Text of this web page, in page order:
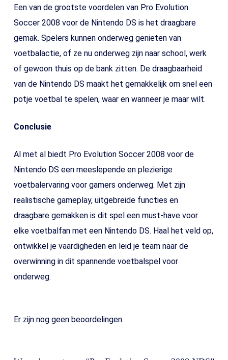
Een van de grootste voordelen van Pro Evolution
Soccer 2008 voor de Nintendo DS is het draagbare
gemak. Spelers kunnen onderweg genieten van
voetbalactie, of ze nu onderweg zijn naar school, werk
of gewoon thuis op de bank zitten. De draagbaarheid
van de Nintendo DS maakt het gemakkelijk om snel een
potje voetbal te spelen, waar en wanneer je maar wilt.
Conclusie
Al met al biedt Pro Evolution Soccer 2008 voor de
Nintendo DS een meeslepende en plezierige
voetbalervaring voor gamers onderweg. Met zijn
realistische gameplay, uitgebreide functies en
draagbare gemakken is dit spel een must-have voor
elke voetbalfan met een Nintendo DS. Haal het veld op,
ontwikkel je vaardigheden en leid je team naar de
overwinning in dit spannende voetbalspel voor
onderweg.
Er zijn nog geen beoordelingen.